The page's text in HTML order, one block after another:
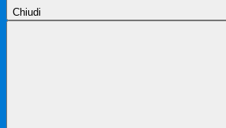
Chiudi